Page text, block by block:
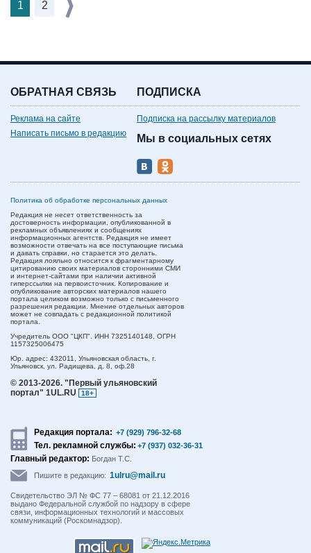
1 2
ОБРАТНАЯ СВЯЗЬ
Реклама на сайте
Написать письмо в редакцию
ПОДПИСКА
Подписка на рассылку материалов
Мы в социальных сетях
Политика об обработке персональных данных
Редакция не несет ответственность за
достоверность информации, опубликованной в
рекламных объявлениях и сообщениях
информационных агентств. Редакция не имеет
возможности отвечать на все поступающие письма
и давать справки, но старается это делать.
Редакция лояльно относится к фрагментарному
цитированию своих материалов сторонними СМИ
и интернет-сайтами при наличии активной
гиперссылки на первоисточник. Копирование и
опубликование авторских материалов нашего
портала целиком возможно только с письменного
разрешения редакции. Мнение отдельных авторов
может не совпадать с редакционной политикой
портала.
Учредитель ООО "ЦКП". ИНН 7325140148, ОГРН
1157325006475
Юр. адрес: 432011, Ульяновская область, г.
Ульяновск, ул. Радищева, д. 8, оф.28
© 2013-2026. "Первый ульяновский
портал" 1UL.RU
18+
Редакция портала: +7 (929) 796-32-68
Тел. рекламной службы: +7 (937) 032-36-31
Главный редактор: Богдан Т.С.
Пишите в редакцию: 1ulru@mail.ru
Свидетельство ЭЛ № ФС 77 – 68081 от 21.12.2016
выдано Федеральной службой по надзору в сфере
связи, информационных технологий и массовых
коммуникаций (Роскомнадзор).